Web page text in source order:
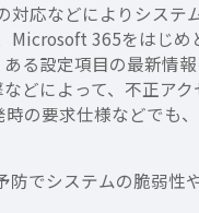
応などによりシス
365をはじ
る設定項目の最新情
どによって、不正ア
の要求仕様などでも
でシステムの脆弱